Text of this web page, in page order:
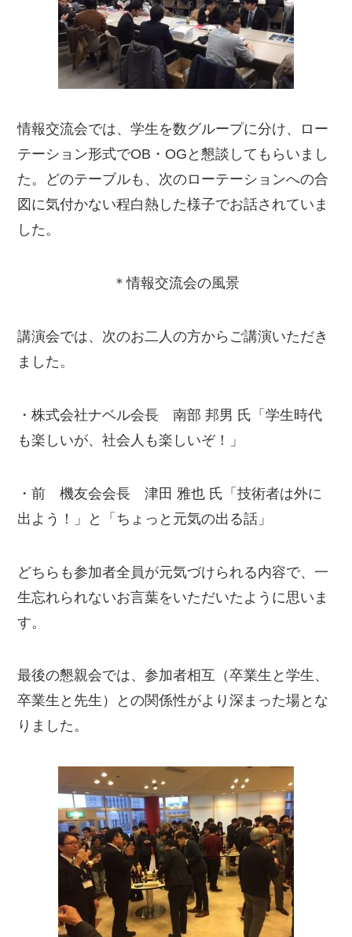
情報交流会では、学生を数グループに分け、ロー
テーション形式でOB・OGと懇談してもらいまし
た。どのテーブルも、次のローテーションへの合
図に気付かない程白熱した様子でお話されていま
した。
＊情報交流会の風景
講演会では、次のお二人の方からご講演いただき
ました。
・株式会社ナベル会長 南部 邦男 氏「学生時代
も楽しいが、社会人も楽しいぞ！」
・前 機友会会長 津田 雅也 氏「技術者は外に
出よう！」と「ちょっと元気の出る話」
どちらも参加者全員が元気づけられる内容で、一
生忘れられないお言葉をいただいたように思いま
す。
最後の懇親会では、参加者相互（卒業生と学生、
卒業生と先生）との関係性がより深まった場とな
りました。